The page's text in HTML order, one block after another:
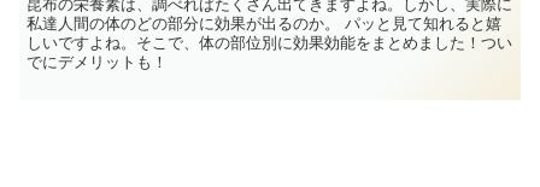
昆布の栄養素は、調べればたくさん出てきますよね。しかし、実際に
私達人間の体のどの部分に効果が出るのか。 パッと見て知れると嬉
しいですよね。そこで、体の部位別に効果効能をまとめました！つい
でにデメリットも！